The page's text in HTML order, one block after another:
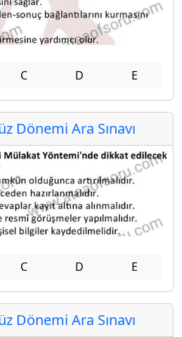
C D E
Dönemi Ara Sınavı
C D E
Dönemi Ara Sınavı